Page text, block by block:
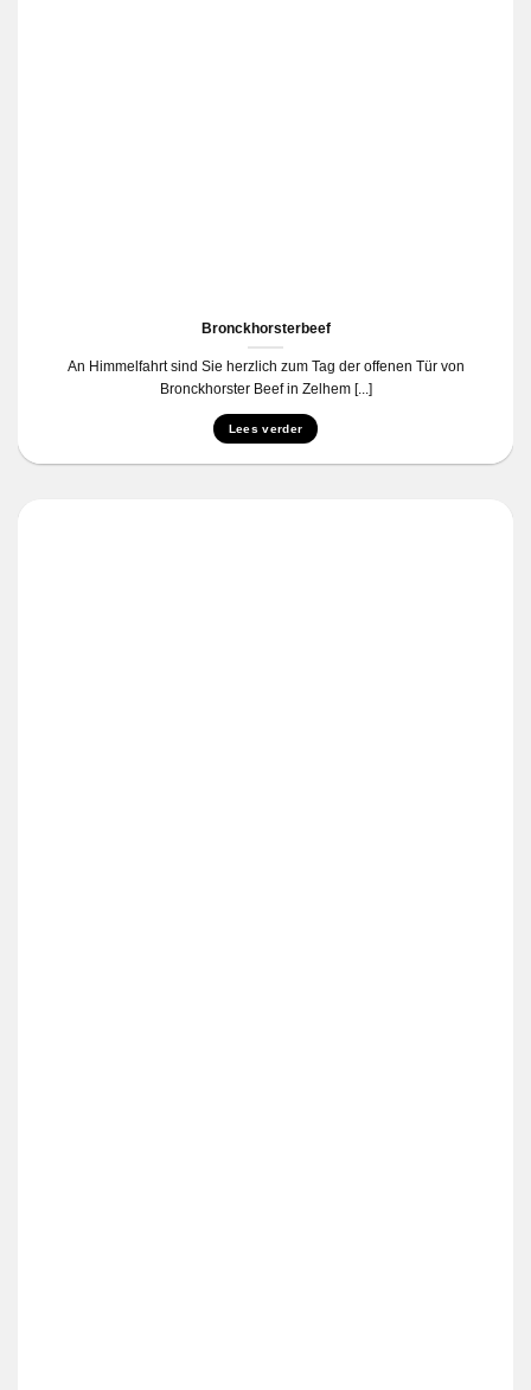
Bronckhorsterbeef
An Himmelfahrt sind Sie herzlich zum Tag der offenen Tür von
Bronckhorster Beef in Zelhem [...]
Lees verder